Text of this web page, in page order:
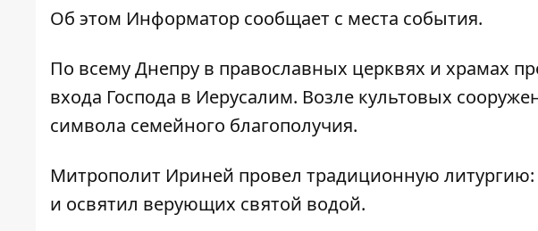
Об этом Информатор сообщает с места события.
По всему Днепру в православных церквях и храмах
входа Господа в Иерусалим. Возле культовых
символа семейного благополучия.
Митрополит Ириней провел традиционную
и освятил верующих святой водой.